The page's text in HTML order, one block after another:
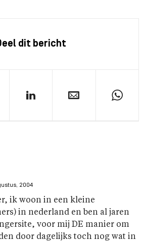
dit bericht
2004
ik woon in een kleine
in nederland en ben al jaren
voor mij DE manier om
door dagelijks toch nog wat in